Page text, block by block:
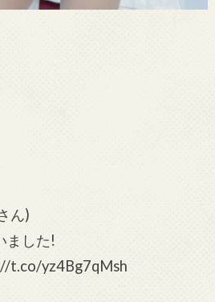
ん)
ました!
t.co/yz4Bg7qMsh